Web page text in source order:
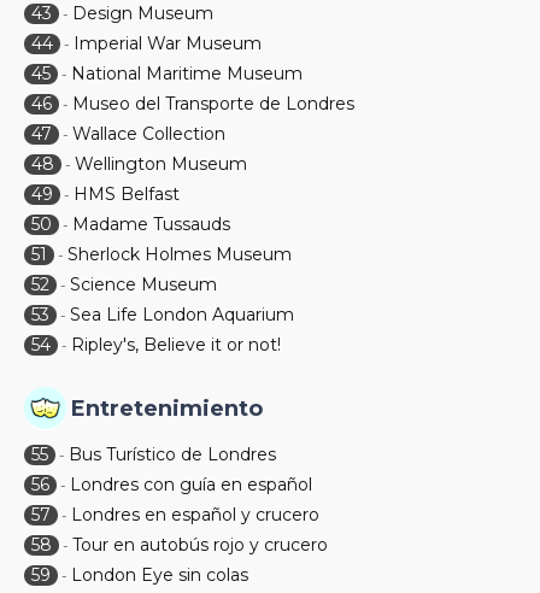
43
- Design Museum
44 - Imperial War Museum
45 - National Maritime Museum
46 - Museo del Transporte de Londres
47
- Wallace Collection
48
- Wellington Museum
49
- HMS Belfast
50
- Madame Tussauds
51
- Sherlock Holmes Museum
52 - Science Museum
53
- Sea Life London Aquarium
54 - Ripley's, Believe it or not!
Entretenimiento
55 - Bus Turístico de Londres
56 - Londres con guía en español
57
- Londres en español y crucero
58
- Tour en autobús rojo y crucero
59
- London Eye sin colas